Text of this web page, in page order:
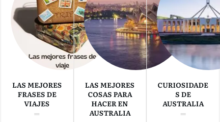
LAS MEJORES
FRASES DE
VIAJES
LAS MEJORES
COSAS PARA
HACER EN
AUSTRALIA
CURIOSIDADE
S DE
AUSTRALIA